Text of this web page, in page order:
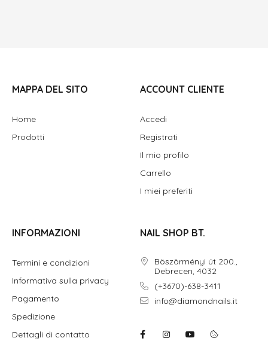
MAPPA DEL SITO
Home
Prodotti
ACCOUNT CLIENTE
Accedi
Registrati
Il mio profilo
Carrello
I miei preferiti
INFORMAZIONI
Termini e condizioni
Informativa sulla privacy
Pagamento
Spedizione
Dettagli di contatto
NAIL SHOP BT.
Böszörményi út 200.,
Debrecen, 4032
(+3670)-638-3411
info@diamondnails.it